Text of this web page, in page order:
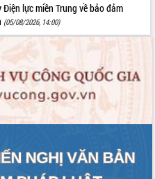
lực miền Trung về bảo đảm
(05/08/2026, 14:00)